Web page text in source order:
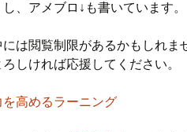
、アメブロ↓も書いています。
は閲覧制限があるかもしれま
ろしければ応援してください。
を高めるラーニング